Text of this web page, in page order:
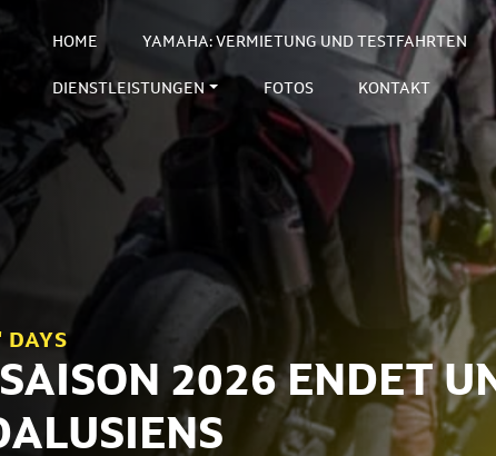
HOME YAMAHA: VERMIETUNG UND TESTFAHRTEN
DIENSTLEISTUNGEN FOTOS KONTAKT
DAYS
2026 ENDET